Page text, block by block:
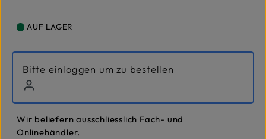
AUF LAGER
Bitte einloggen um zu bestellen
Wir beliefern ausschliesslich Fach- und
Onlinehändler.